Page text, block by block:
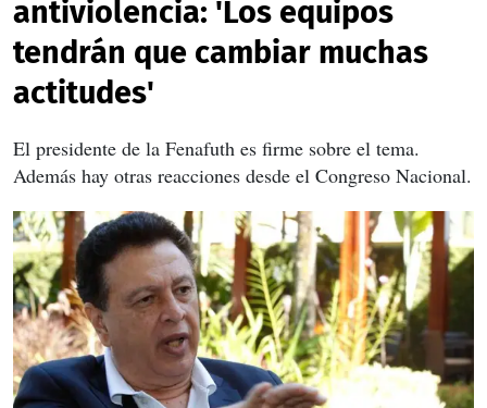
antiviolencia: 'Los equipos
tendrán que cambiar muchas
actitudes'
El presidente de la Fenafuth es firme sobre el tema.
Además hay otras reacciones desde el Congreso Nacional.